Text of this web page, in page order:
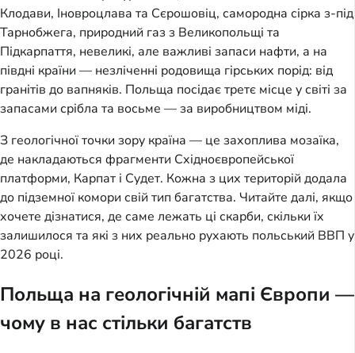
Клодави, Іновроцлава та Сєрошовіц, самородна сірка з-під
Тарнобжега, природний газ з Великопольщі та
Підкарпаття, невеликі, але важливі запаси нафти, а на
півдні країни — незліченні родовища гірських порід: від
гранітів до вапняків. Польща посідає третє місце у світі за
запасами срібла та восьме — за виробництвом міді.
З геологічної точки зору країна — це захоплива мозаїка,
де накладаються фрагменти Східноєвропейської
платформи, Карпат і Судет. Кожна з цих територій додала
до підземної комори свій тип багатства. Читайте далі, якщо
хочете дізнатися, де саме лежать ці скарби, скільки їх
залишилося та які з них реально рухають польський ВВП у
2026 році.
Польща на геологічній мапі Європи —
чому в нас стільки багатств